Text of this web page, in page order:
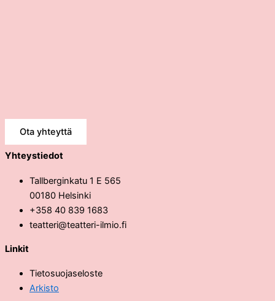
Ota yhteyttä
Yhteystiedot
Tallberginkatu 1 E 565
00180 Helsinki
+358 40 839 1683
teatteri@teatteri-ilmio.fi
Linkit
Tietosuojaseloste
Arkisto